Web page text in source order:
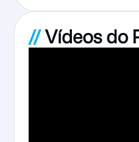
//Vídeos do